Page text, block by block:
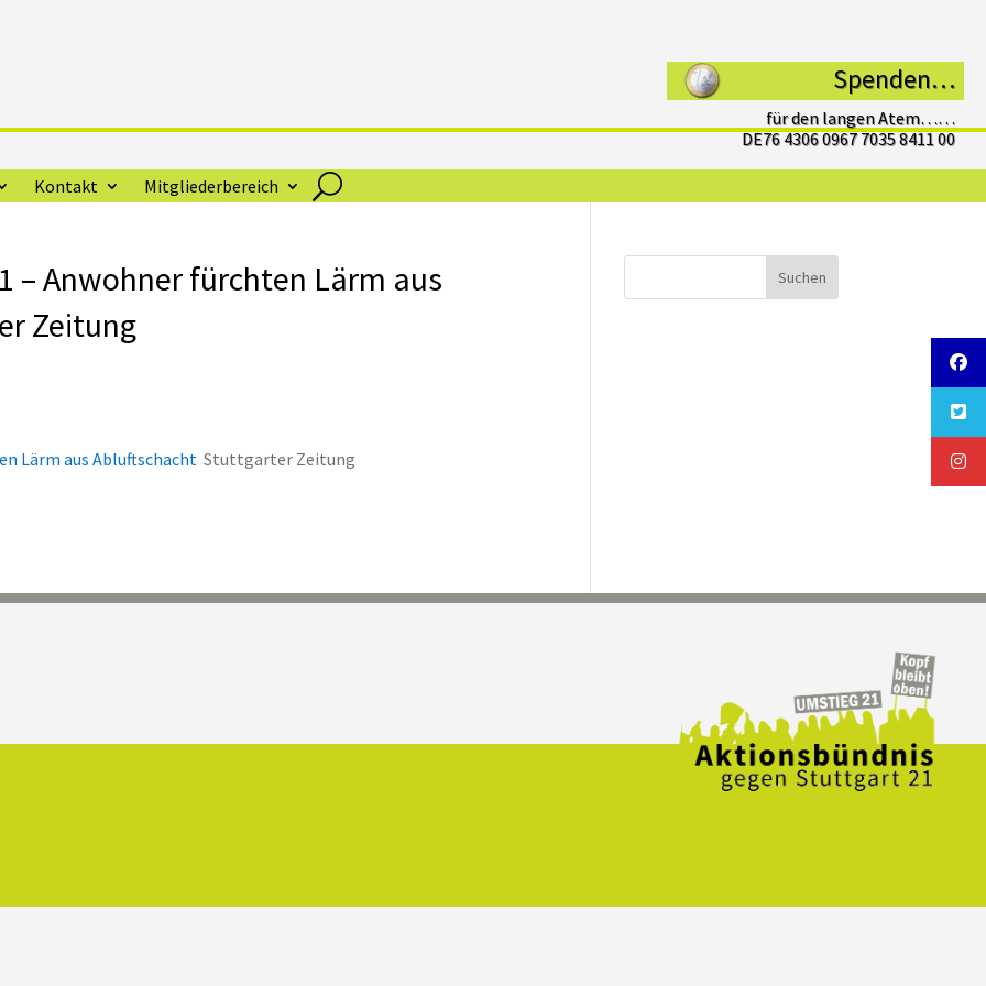
Spenden…
für den langen Atem……
DE76 4306 0967 7035 8411 00
Kontakt Mitgliederbereich
– Anwohner fürchten Lärm aus
Zeitung
Lärm aus Abluftschacht Stuttgarter Zeitung
Suchen